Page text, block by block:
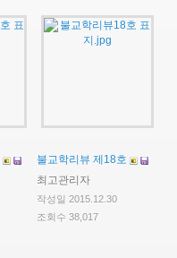
불교학리뷰 제18호
최고관리자
작성일 2015.12.30
조회수 38,017